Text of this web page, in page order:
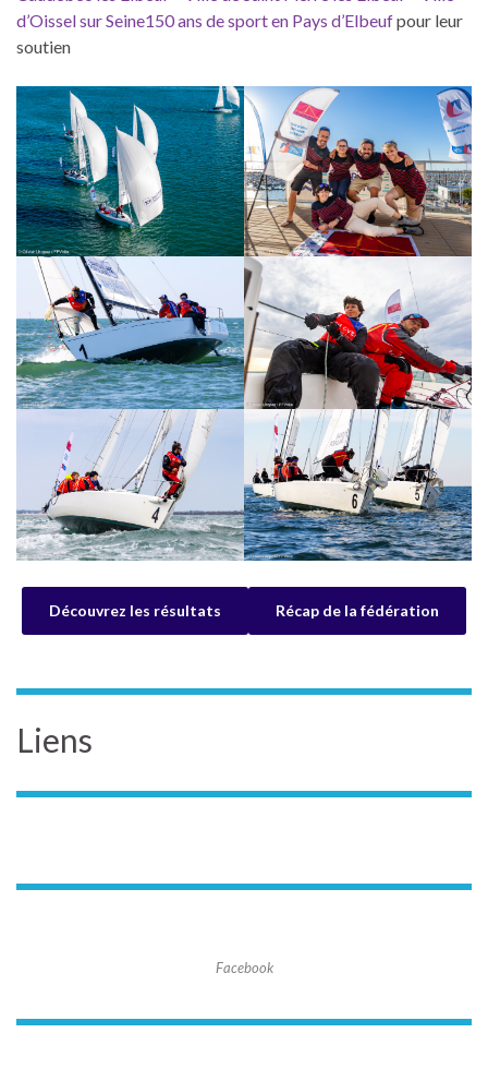
d’Oissel sur Seine150 ans de sport en Pays d’Elbeufpour leur
soutien
Découvrez les résultats Récap de la fédération
Liens
Facebook